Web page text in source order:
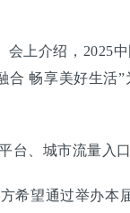
上介绍，
畅享美好生
、城市流量入口
望通过举办本